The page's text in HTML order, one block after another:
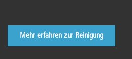
Mehr erfahren zur Reinigung